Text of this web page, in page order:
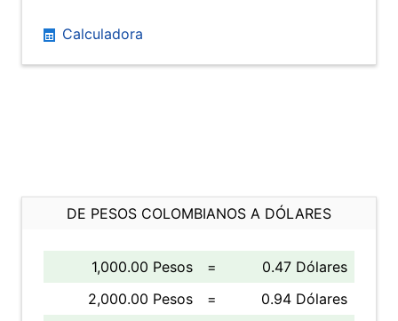
Calculadora
DE PESOS COLOMBIANOS A DÓLARES
1,000.00 Pesos =
0.47 Dólares
2,000.00 Pesos
=
0.94 Dólares